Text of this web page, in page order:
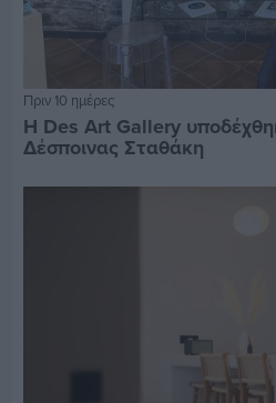
Πριν 10 ημέρες
Η Des Art Gallery
Δέσποινας Σταθάκη